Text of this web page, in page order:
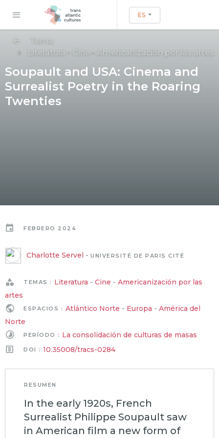
ES
Tema
Literatura - Cine - Americanización por las artes
Soupault and USA: Cinema and
Surrealist Poetry in the Roaring
Twenties
FEBRERO 2024
Charlotte Servel - UNIVERSITÉ DE PARIS CITÉ
TEMAS : Literatura - Cine - Americanización por las
artes
ESPACIOS : Atlántico Norte - Europa - América del
Norte
PERÍODO : La consolidación de culturas de masas
DOI : 10.35008/tracs-0284
RESUMEN
In the early 1920s, French
Surrealist Philippe Soupault saw
in American film a new form of